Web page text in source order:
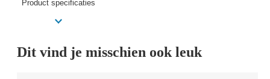
Product specificaties
Dit vind je misschien ook leuk